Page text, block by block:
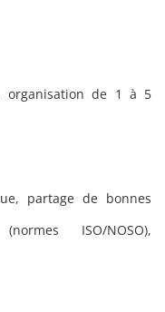
organisation de 1 à 5
partage de bonnes
ISO/NOSO),